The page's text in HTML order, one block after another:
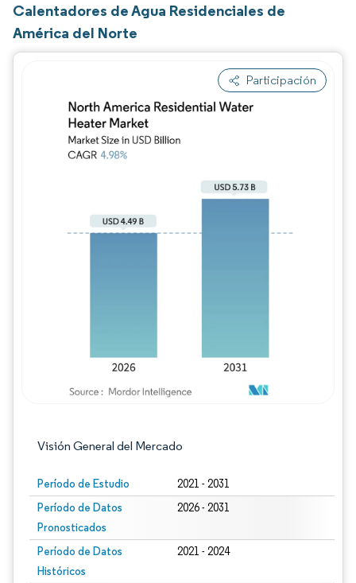
Calentadores de Agua Residenciales de
América del Norte
Participación
Visión General del Mercado
Período de Estudio 2021 - 2031
Período de Datos
Pronosticados
2026 - 2031
Período de Datos
Históricos
2021 - 2024